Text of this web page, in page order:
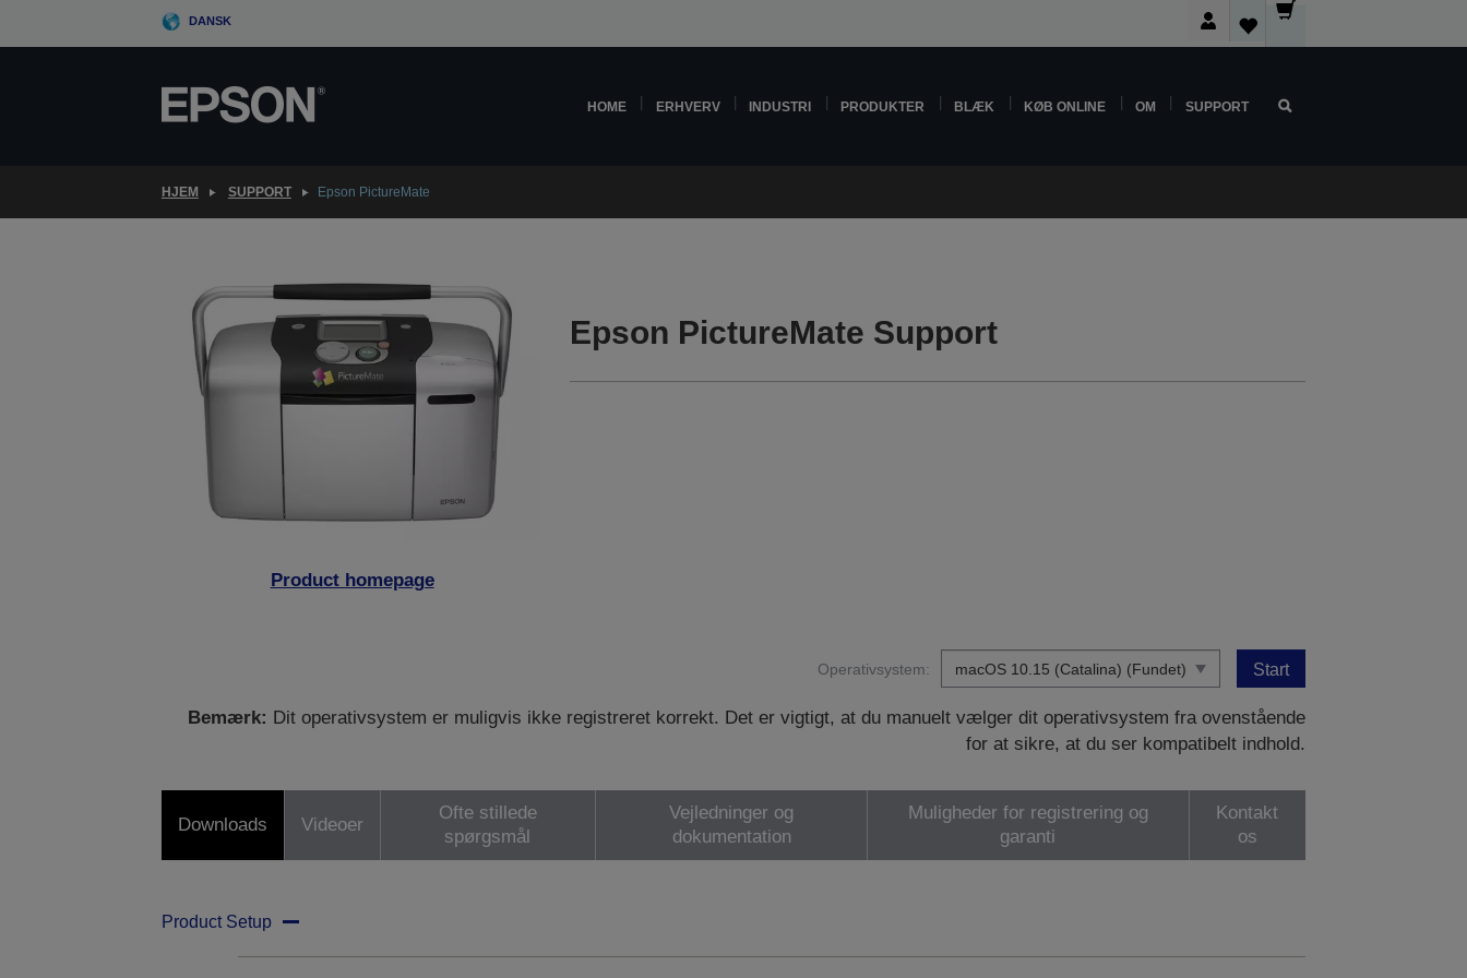
DANSK
HOME ERHVERV INDUSTRI PRODUKTER BLÆK KØB ONLINE OM SUPPORT
HJEM SUPPORT Epson PictureMate
Product homepage
Epson PictureMate Support
Operativsystem: Start
Bemærk: Dit operativsystem er muligvis ikke registreret korrekt. Det er vigtigt, at du manuelt vælger dit operativsystem fra ovenstående
for at sikre, at du ser kompatibelt indhold.
Downloads Videoer
Ofte stillede
spørgsmål
Vejledninger og
dokumentation
Muligheder for registrering og
garanti
Kontakt
os
Product Setup